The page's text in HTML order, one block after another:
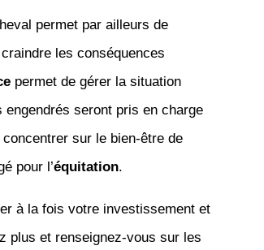
permet par ailleurs de
les conséquences
permet de gérer la situation
seront pris en charge
sur le bien-être de
pour l’équitation.
à la fois votre investissement et
plus et renseignez-vous sur les